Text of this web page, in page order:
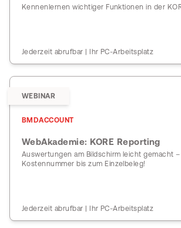
Kennenlernen wichtiger Funktionen in der
Jederzeit abrufbar | Ihr PC-Arbeitsplatz
WEBINAR
BMDACCOUNT
WebAkademie: KORE Reporting
Auswertungen am Bildschirm leicht gemacht
Kostennummer bis zum Einzelbeleg!
Jederzeit abrufbar | Ihr PC-Arbeitsplatz